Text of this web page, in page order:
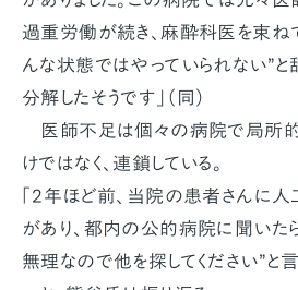
過重労働が続き、麻酔科医を束ね
んな状態ではやっていられない”と
分解したそうです」（同）
医師不足は個々の病院で局所的
けではなく、連鎖している。
「2年ほど前、当院の患者さんに
があり、都内の公的病院に聞いたら
無理なので他を探してください”と言